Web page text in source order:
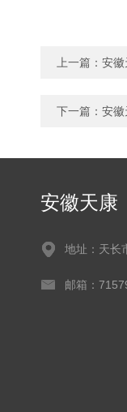
上一篇： 安徽
下一篇： 安徽
安徽天康
地址：天长
邮箱：